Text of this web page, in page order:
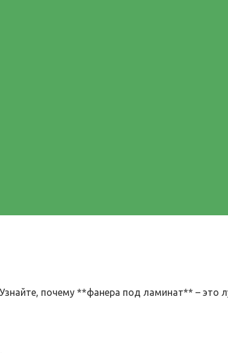
почему **фанера под ламинат** – это